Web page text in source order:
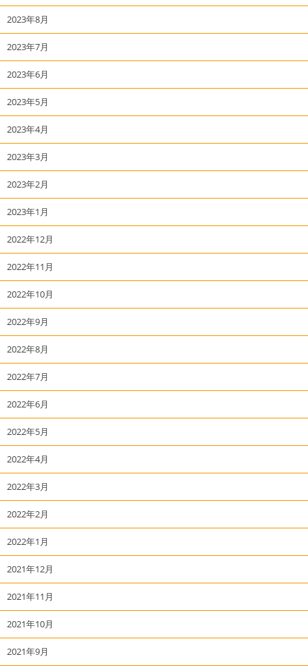
2023年8月
2023年7月
2023年6月
2023年5月
2023年4月
2023年3月
2023年2月
2023年1月
2022年12月
2022年11月
2022年10月
2022年9月
2022年8月
2022年7月
2022年6月
2022年5月
2022年4月
2022年3月
2022年2月
2022年1月
2021年12月
2021年11月
2021年10月
2021年9月